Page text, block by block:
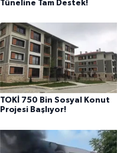
Tüneline Tam Destek!
TOKİ 750 Bin Sosyal Konut
Projesi Başlıyor!